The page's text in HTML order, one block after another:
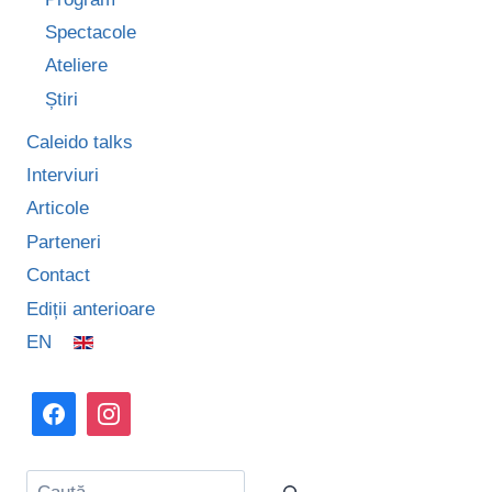
Spectacole
Ateliere
Știri
Caleido talks
Interviuri
Articole
Parteneri
Contact
Ediții anterioare
EN
Caută